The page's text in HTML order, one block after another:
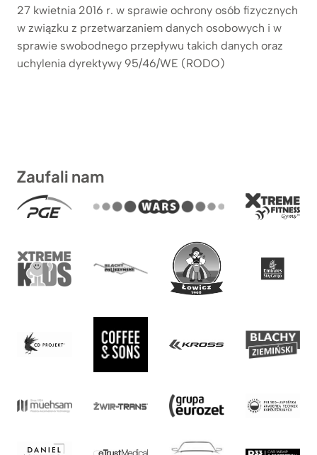
27 kwietnia 2016 r. w sprawie ochrony osób fizycznych
w związku z przetwarzaniem danych osobowych i w
sprawie swobodnego przepływu takich danych oraz
uchylenia dyrektywy 95/46/WE (RODO)
Zaufali nam